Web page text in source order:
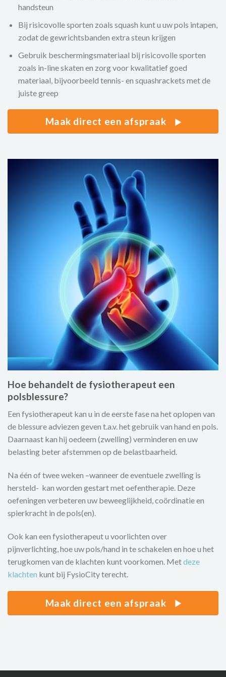
handsteun
Bij risicovolle sporten zoals squash kunt u uw pols intapen,
zodat de gewrichtsbanden extra steun krijgen
Gebruik beschermingsmateriaal bij risicovolle sporten
zoals in-line skaten en zorg voor kwalitatief goed
materiaal, bijvoorbeeld tennis- en squashrackets met de
juiste greep
Maak direct een afspraak
Hoe behandelt de fysiotherapeut een
polsblessure?
Een fysiotherapeut kan u in de eerste fase na het oplopen van
de blessure adviezen geven t.a.v. het gebruik van hand en pols.
Daarnaast kan hij oedeem (zwelling) verminderen en uw
belasting beter afstemmen op de belastbaarheid.
Na één of twee weken –wanneer de eventuele zwelling is
hersteld- kan worden gestart met oefentherapie. Deze
oefeningen verbeteren uw beweeglijkheid, coördinatie en
spierkracht in de pols(en).
Ook kan een fysiotherapeut u voorlichten over
pijnverlichting, hoe uw pols/hand in te schakelen en hoe u het
terugkomen van de klachten kunt voorkomen. Metdeze
klachten kunt bij FysioCity terecht.
Maak direct een afspraak